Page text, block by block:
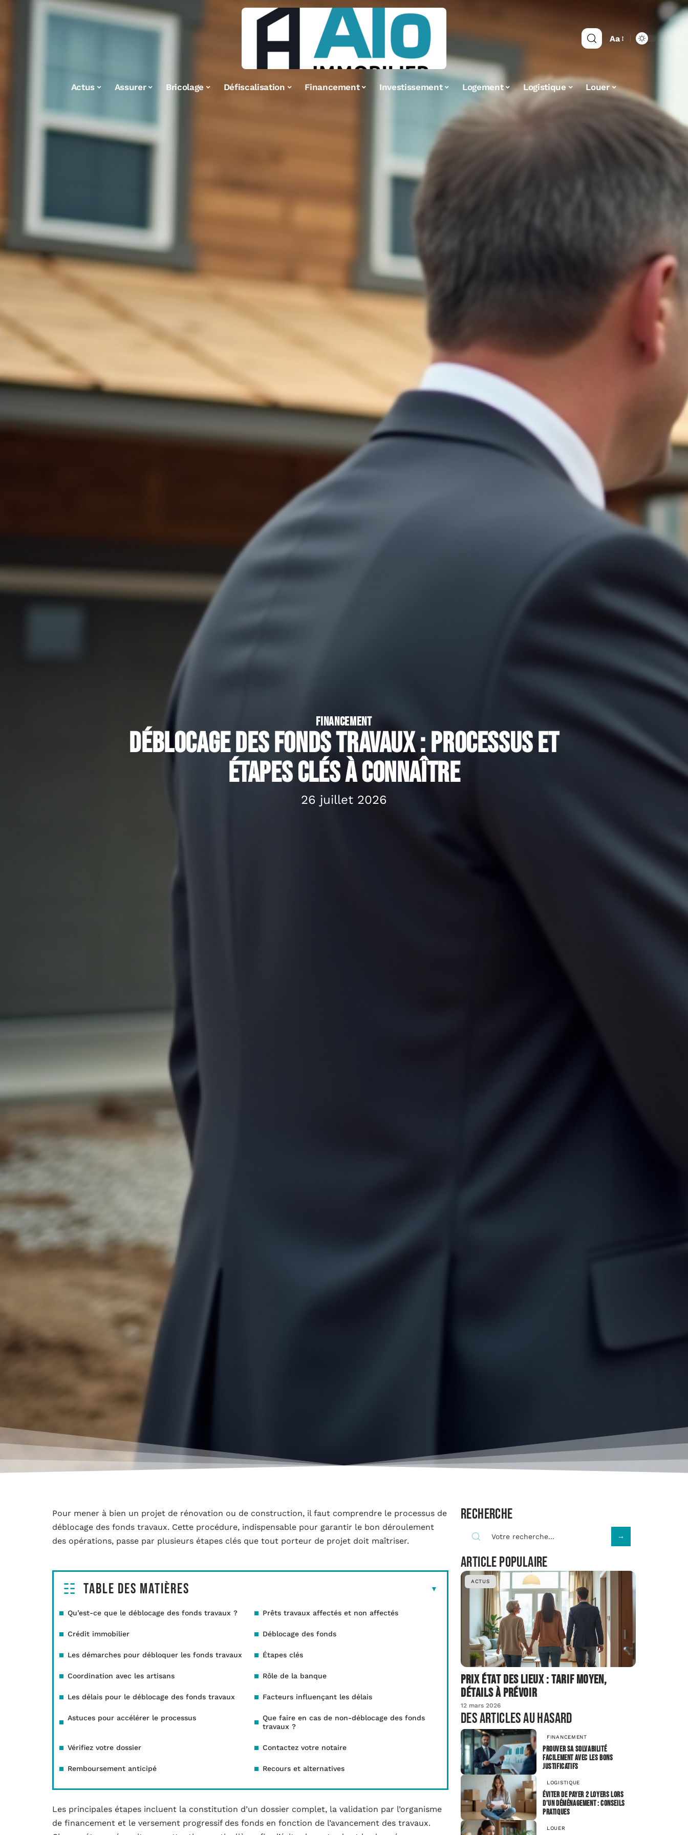
Aa
Actus Assurer Bricolage Défiscalisation Financement Investissement Logement Logistique Louer
FINANCEMENT
Déblocage des fonds travaux : processus et
étapes clés à connaître
26 juillet 2026
Pour mener à bien un projet de rénovation ou de construction, il faut comprendre le processus de
déblocage des fonds travaux. Cette procédure, indispensable pour garantir le bon déroulement
des opérations, passe par plusieurs étapes clés que tout porteur de projet doit maîtriser.
Table des matières
Qu’est-ce que le déblocage des fonds travaux ? Prêts travaux affectés et non affectés
Crédit immobilier Déblocage des fonds
Les démarches pour débloquer les fonds travaux Étapes clés
Coordination avec les artisans Rôle de la banque
Les délais pour le déblocage des fonds travaux Facteurs influençant les délais
Astuces pour accélérer le processus
Que faire en cas de non-déblocage des fonds
travaux ?
Vérifiez votre dossier Contactez votre notaire
Remboursement anticipé Recours et alternatives
Les principales étapes incluent la constitution d’un dossier complet, la validation par l’organisme
de financement et le versement progressif des fonds en fonction de l’avancement des travaux.
Recherche
Article populaire
ACTUS
Prix état des lieux : tarif moyen,
détails à prévoir
12 mars 2026
Des articles au hasard
FINANCEMENT
Prouver sa solvabilité
facilement avec les bons
justificatifs
LOGISTIQUE
Éviter de payer 2 loyers lors
d’un déménagement : conseils
pratiques
LOUER